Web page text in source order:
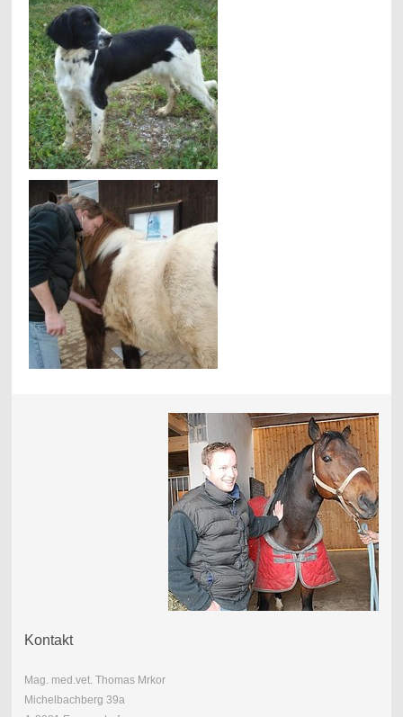
Kontakt
Mag. med.vet. Thomas Mrkor
Michelbachberg 39a